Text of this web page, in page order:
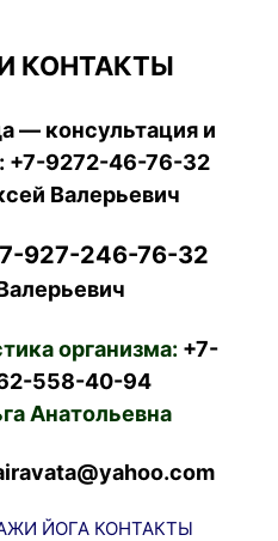
КОНТАКТЫ
— консультация и
+7-9272-46-76-32
Валерьевич
927-246-76-32
организма: +7-
558-40-94
Анатольевна
ЙОГА КОНТАКТЫ